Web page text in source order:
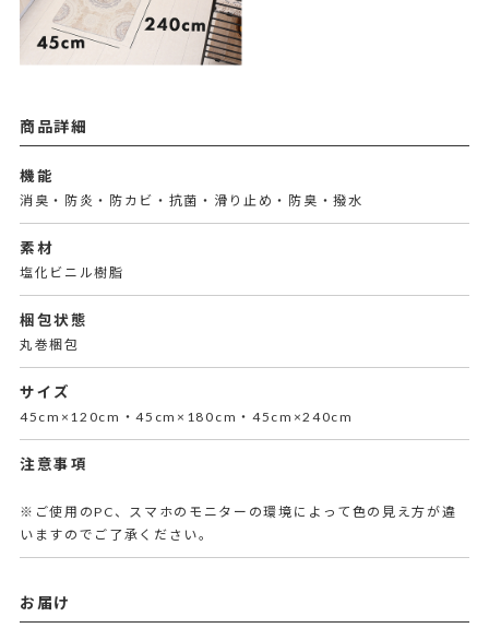
商品詳細
機能
消臭・防炎・防カビ・抗菌・滑り止め・防臭・撥水
素材
塩化ビニル樹脂
梱包状態
丸巻梱包
サイズ
45cm×120cm・45cm×180cm・45cm×240cm
注意事項
※ご使用のPC、スマホのモニターの環境によって色の見え方が違
いますのでご了承ください。
お届け